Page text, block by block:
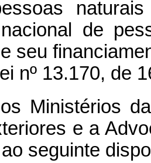
de
seu
nº 13.170, de
Ministérios
e a
seguinte